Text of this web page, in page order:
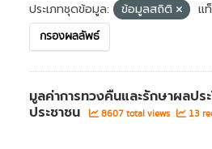
ประเภทชุดข้อมูล:
ข้อมูลสถิติ แ
กรองผลลัพธ์
มูลค่าการทวงคืนและรักษาผลปร
ประชาชน
8607 total views 13